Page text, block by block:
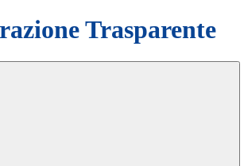
Trasparente